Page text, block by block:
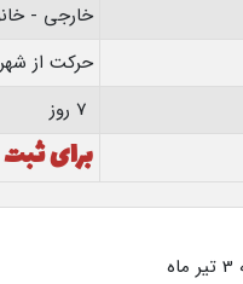
خارجی -
حرکت از
برای